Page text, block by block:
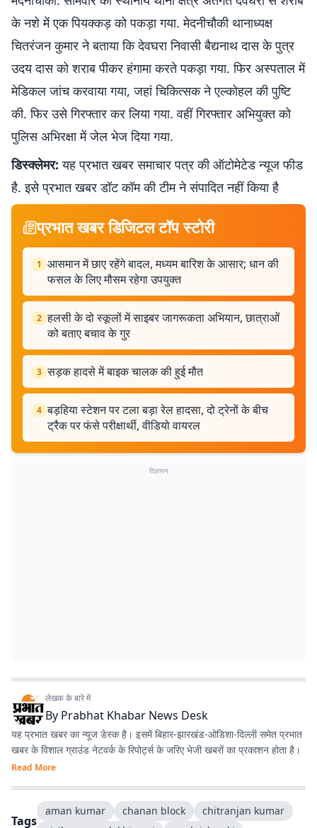
के नशे में एक पियक्कड़ को पकड़ा गया. मेदनीचौकी थानाध्यक्ष
चितरंजन कुमार ने बताया कि देवघरा निवासी बैद्यनाथ दास के पुत्र
उदय दास को शराब पीकर हंगामा करते पकड़ा गया. फिर अस्पताल में
मेडिकल जांच करवाया गया, जहां चिकित्सक ने एल्कोहल की पुष्टि
की. फिर उसे गिरफ्तार कर लिया गया. वहीं गिरफ्तार अभियुक्त को
पुलिस अभिरक्षा में जेल भेज दिया गया.
डिस्क्लेमर: यह प्रभात खबर समाचार पत्र की ऑटोमेटेड न्यूज फीड
है. इसे प्रभात खबर डॉट कॉम की टीम ने संपादित नहीं किया है
प्रभात खबर डिजिटल टॉप स्टोरी
1 आसमान में छाए रहेंगे बादल, मध्यम बारिश के आसार; धान की
फसल के लिए मौसम रहेगा उपयुक्त
2 हलसी के दो स्कूलों में साइबर जागरूकता अभियान, छात्राओं
को बताए बचाव के गुर
3 सड़क हादसे में बाइक चालक की हुई मौत
4 बड़हिया स्टेशन पर टला बड़ा रेल हादसा, दो ट्रेनों के बीच
ट्रैक पर फंसे परीक्षार्थी, वीडियो वायरल
विज्ञापन
लेखक के बारे में
By Prabhat Khabar News Desk
यह प्रभात खबर का न्यूज डेस्क है। इसमें बिहार-झारखंड-ओडिशा-दिल्‍ली समेत प्रभात
खबर के विशाल ग्राउंड नेटवर्क के रिपोर्ट्स के जरिए भेजी खबरों का प्रकाशन होता है।
Read More
Tags
aman kumar chanan block
chitranjan kumar